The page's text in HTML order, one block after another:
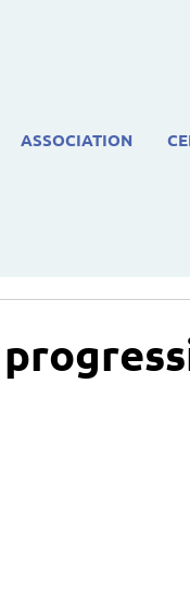
ASSOCIATION